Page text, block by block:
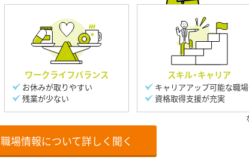
ワークライフバランス
お休みが取りやすい
残業が少ない
スキル・キャリア
キャリアアップ可能な職場
資格取得支援が充実
職場情報について詳しく聞く